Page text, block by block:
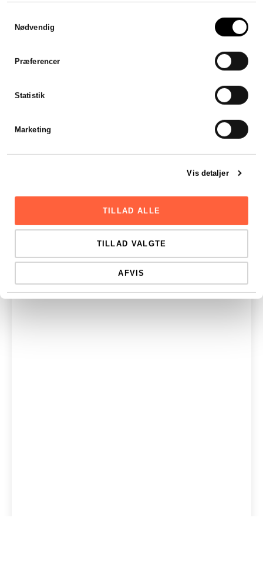
Nødvendig
Præferencer
Statistik
Marketing
Vis detaljer
TILLAD ALLE
TILLAD VALGTE
AFVIS
Del den her:
Blogs Se alle blogs